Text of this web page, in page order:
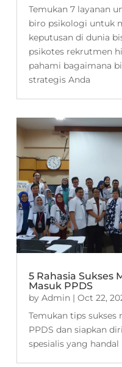
Temukan 7 layanan
biro psikologi untuk
keputusan di dunia
psikotes rekrutmen
pahami bagaimana
strategis Anda
5 Rahasia Sukses
Masuk PPDS
by Admin| Oct 22,
Temukan tips
PPDS dan siapkan
spesialis yang handal